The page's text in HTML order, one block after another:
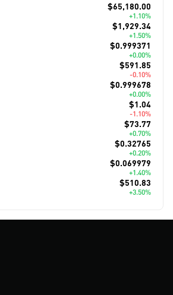
$65,180.00
+1.10%
$1,929.34
+1.50%
$0.999371
+0.00%
$591.85
-0.10%
$0.999678
+0.00%
$1.04
-1.10%
$73.77
+0.70%
$0.32765
+0.20%
$0.069979
+1.40%
$510.83
+3.50%